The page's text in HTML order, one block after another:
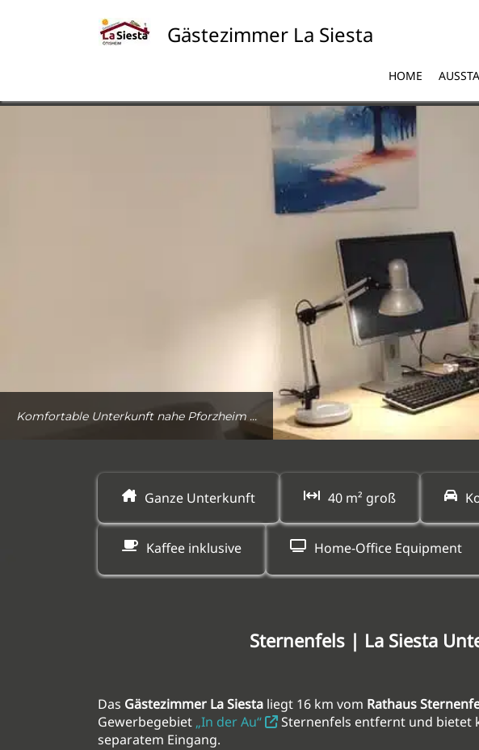
Gästezimmer La Siesta
HOME
Ganze Unterkunft 40 m² groß
Kaffee inklusive Home-Office Equipment
Sternenfels | La Siesta
Das Gästezimmer La Siestaliegt 16 km vom Rathaus
Gewerbegebiet „In der Au“
Sternenfels entfernt und bietet
separatem Eingang.